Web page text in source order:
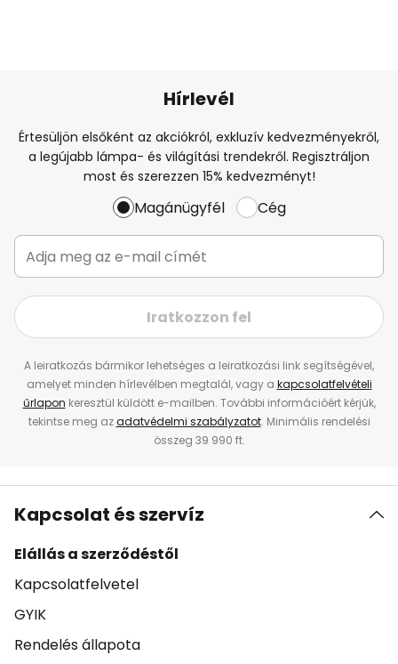
Hírlevél
Értesüljön elsőként az akciókról, exkluzív kedvezményekről,
a legújabb lámpa- és világítási trendekről. Regisztráljon
most és szerezzen 15% kedvezményt!
Magánügyfél Cég
Iratkozzon fel
A leiratkozás bármikor lehetséges a leiratkozási link segítségével,
amelyet minden hírlevélben megtalál, vagy a kapcsolatfelvételi
űrlapon keresztül küldött e-mailben. További információért kérjük,
tekintse meg azadatvédelmi szabályzatot. Minimális rendelési
összeg 39 990 ft.
Kapcsolat és szervíz
Elállás a szerződéstől
Kapcsolatfelvetel
GYIK
Rendelés állapota